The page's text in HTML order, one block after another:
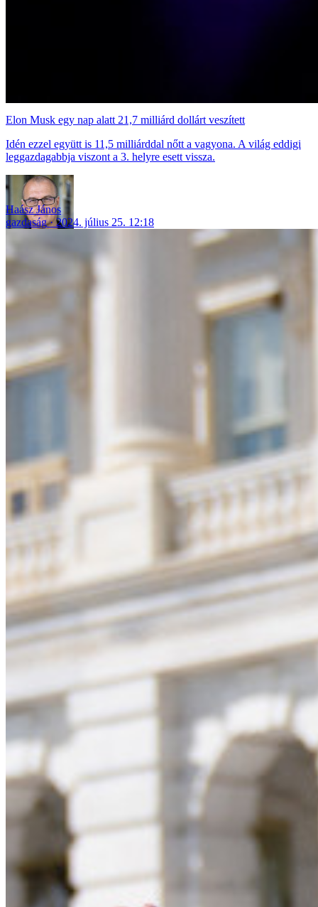
Elon Musk egy nap alatt 21,7 milliárd dollárt veszített
Idén ezzel együtt is 11,5 milliárddal nőtt a vagyona. A világ eddigi
leggazdagabbja viszont a 3. helyre esett vissza.
Haász János
gazdaság
2024. július 25. 12:18